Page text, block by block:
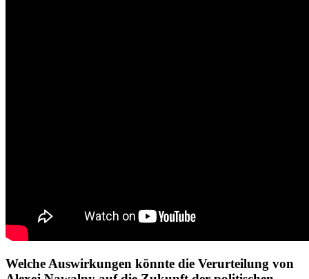
Welche Auswirkungen könnte die Verurteilung von